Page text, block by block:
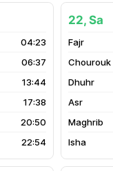
04:23
06:37
13:44
17:38
20:50
22:54
22, Sa